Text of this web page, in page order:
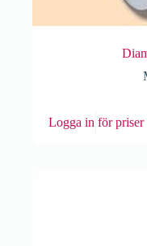
Logga in för priser